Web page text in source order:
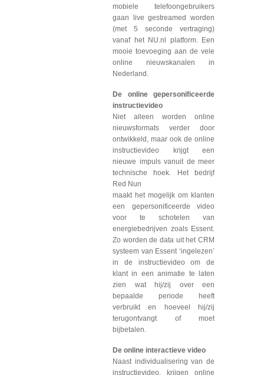
mobiele telefoongebruikers
gaan live gestreamed worden
(met 5 seconde vertraging)
vanaf het NU.nl platform. Een
mooie toevoeging aan de vele
online nieuwskanalen in
Nederland.
De online gepersonificeerde
instructievideo
Niet alleen worden online
nieuwsformats verder door
ontwikkeld, maar ook de online
instructievideo krijgt een
nieuwe impuls vanuit de meer
technische hoek. Het bedrijf
Red Nun
maakt het mogelijk om klanten
een gepersonificeerde video
voor te schotelen van
energiebedrijven zoals Essent.
Zo worden de data uit het CRM
systeem van Essent ‘ingelezen’
in de instructievideo om de
klant in een animatie te laten
zien wat hij/zij over een
bepaalde periode heeft
verbruikt en hoeveel hij/zij
terugontvangt of moet
bijbetalen.
De online interactieve video
Naast individualisering van de
instructievideo, krijgen online